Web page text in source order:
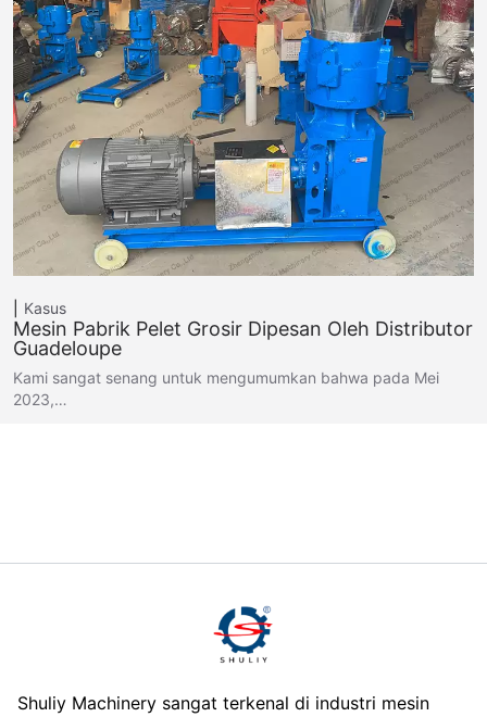
Kasus
Mesin Pabrik Pelet Grosir Dipesan Oleh Distributor
Guadeloupe
Kami sangat senang untuk mengumumkan bahwa pada Mei
2023,…
Shuliy Machinery sangat terkenal di industri mesin